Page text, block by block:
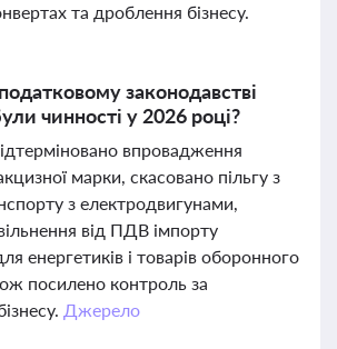
та дроблення бізнесу.
законодавстві
чинності у 2026 році?
впровадження
марки, скасовано пільгу з
з електродвигунами,
від ПДВ імпорту
енергетиків і товарів оборонного
посилено контроль за
Джерело